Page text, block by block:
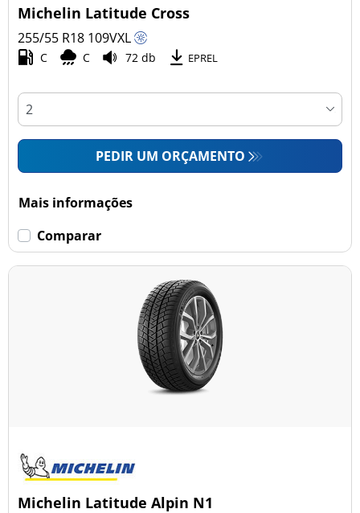
Michelin Latitude Cross
255/55 R18 109VXL
C C 72 db EPREL
PEDIR UM ORÇAMENTO
Mais informações
Comparar
Michelin Latitude Alpin N1